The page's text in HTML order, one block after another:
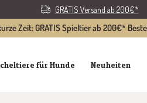
GRATIS Versand ab 200€*
Zeit: GRATIS Spieltier ab 200€*
für Hunde Neuheiten